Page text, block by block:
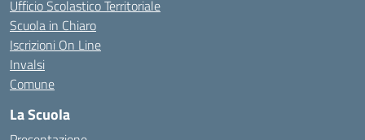
Ufficio Scolastico Territoriale
Scuola in Chiaro
Iscrizioni On Line
Invalsi
Comune
La Scuola